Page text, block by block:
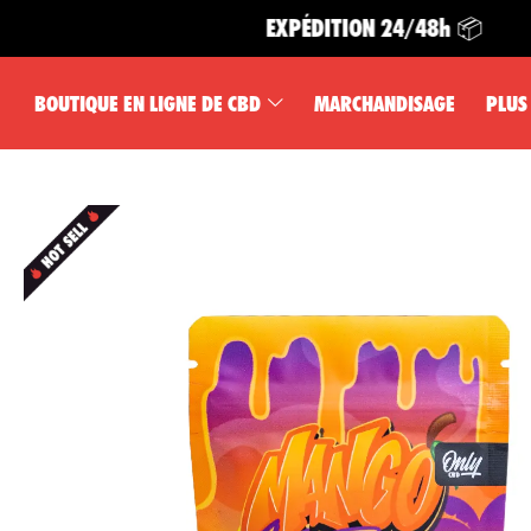
EXPÉDITION 24/48h 📦
BOUTIQUE EN LIGNE DE CBD MARCHANDISAGE